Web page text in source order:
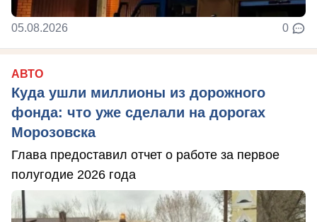
05.08.2026 0
АВТО
Куда ушли миллионы из дорожного
фонда: что уже сделали на дорогах
Морозовска
Глава предоставил отчет о работе за первое
полугодие 2026 года